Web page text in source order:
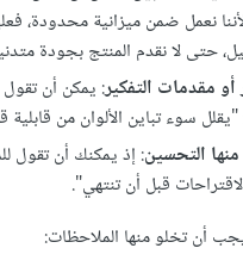
نعمل ضمن ميزانية محدودة،
حتى لا نقدم المنتج بجودة
أو مقدمات التفكير: يمكن أن
"يقلل سوء تباين الألوان من
التحسين: إذ يمكنك أن تقول
قبل أن تنتهي".
أن تخلو منها الملاحظات: